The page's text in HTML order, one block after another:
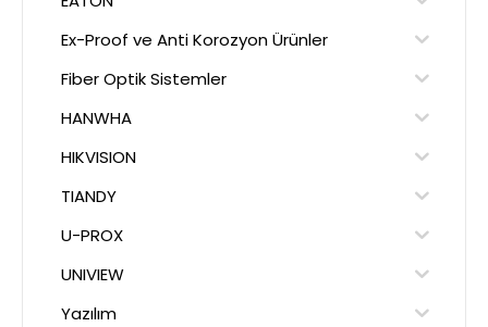
Ex-Proof ve Anti Korozyon Ürünler
Fiber Optik Sistemler
HANWHA
HIKVISION
TIANDY
U-PROX
UNIVIEW
Yazılım